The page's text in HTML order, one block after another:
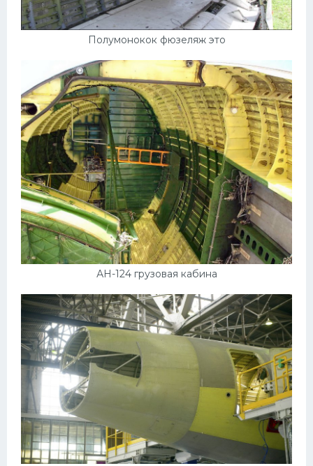
Полумонокок фюзеляж это
АН-124 грузовая кабина
Ява
Спецтехника